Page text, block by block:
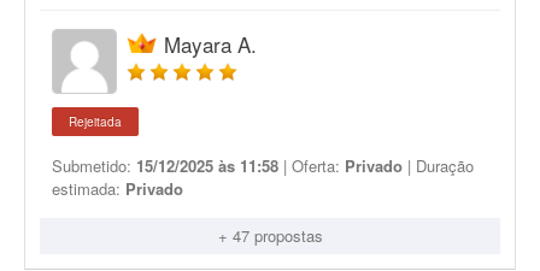
Mayara A.
Rejeitada
Submetido: 15/12/2025 às 11:58 | Oferta: Privado | Duração
estimada: Privado
+ 47 propostas